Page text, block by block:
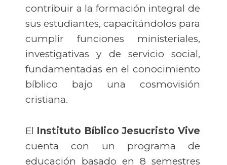
contribuir a la formación integral de
sus estudiantes, capacitándolos para
cumplir funciones ministeriales,
investigativas y de servicio social,
fundamentadas en el conocimiento
bíblico bajo una cosmovisión
cristiana.
El Instituto Bíblico Jesucristo Vive
cuenta con un programa de
educación basado en 8 semestres